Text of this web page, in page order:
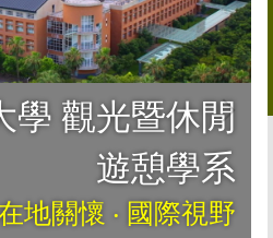
學 觀光暨休閒
遊憩學系
地關懷 ‧ 國際視野